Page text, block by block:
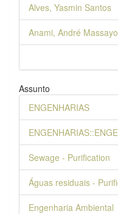
Alves, Yasmin Santos
Anami, André
Assunto
ENGENHARIAS
Sewage - Purification
Águas residuais -
Engenharia Ambiental